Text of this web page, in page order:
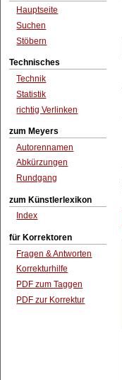
Hauptseite
Suchen
Stöbern
Technisches
Technik
Statistik
richtig Verlinken
zum Meyers
Autorennamen
Abkürzungen
Rundgang
zum Künstlerlexikon
Index
für Korrektoren
Fragen & Antworten
Korrekturhilfe
PDF zum Taggen
PDF zur Korrektur